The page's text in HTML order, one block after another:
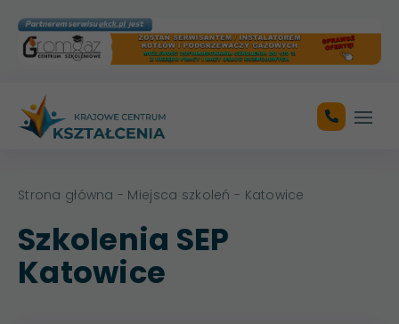
Strona główna - Miejsca szkoleń - Katowice
Szkolenia SEP
Katowice